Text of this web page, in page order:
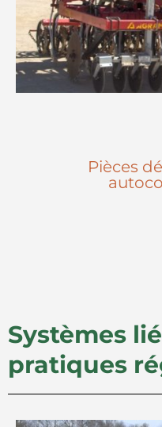
Pièces
Systèmes
pratiques